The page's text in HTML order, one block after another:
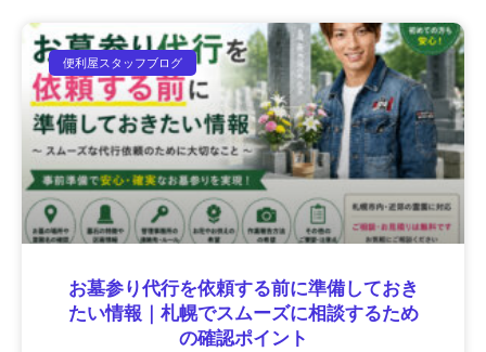
便利屋スタッフブログ
お墓参り代行を依頼する前に準備しておき
たい情報｜札幌でスムーズに相談するため
の確認ポイント